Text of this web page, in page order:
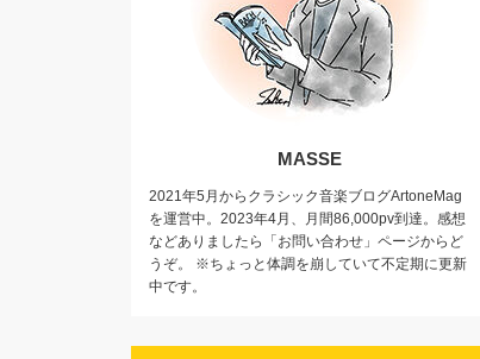
MASSE
2021年5月からクラシック音楽ブログArtoneMag
を運営中。2023年4月、月間86,000pv到達。感想
などありましたら「お問い合わせ」ページからど
うぞ。 ※ちょっと体調を崩していて不定期に更新
中です。